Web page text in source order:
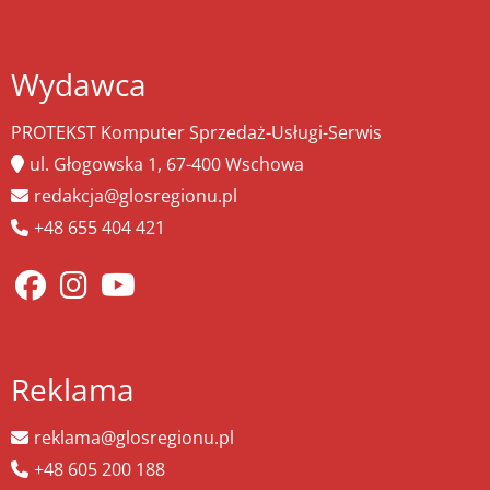
Wydawca
PROTEKST Komputer Sprzedaż-Usługi-Serwis
ul. Głogowska 1, 67-400 Wschowa
redakcja@glosregionu.pl
+48 655 404 421
Reklama
reklama@glosregionu.pl
+48 605 200 188